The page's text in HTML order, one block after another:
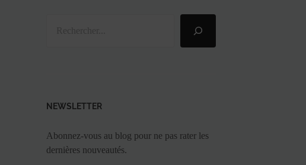
NEWSLETTER
Abonnez-vous au blog pour ne pas rater les
dernières nouveautés.